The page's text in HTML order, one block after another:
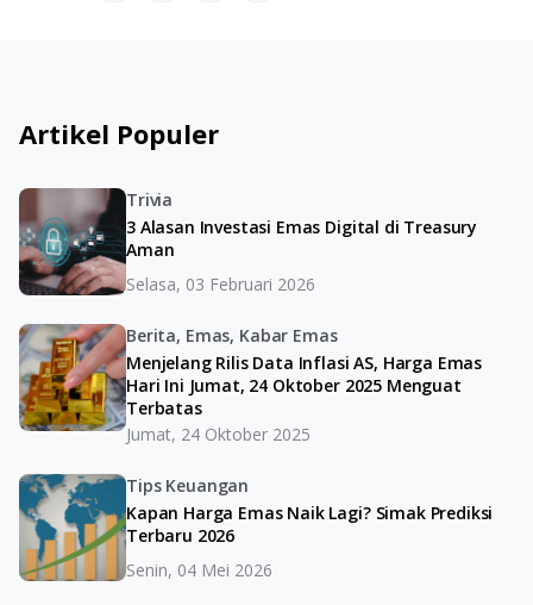
Artikel Populer
Trivia
3 Alasan Investasi Emas Digital di Treasury
Aman
Selasa, 03 Februari 2026
Berita, Emas, Kabar Emas
Menjelang Rilis Data Inflasi AS, Harga Emas
Hari Ini Jumat, 24 Oktober 2025 Menguat
Terbatas
Jumat, 24 Oktober 2025
Tips Keuangan
Kapan Harga Emas Naik Lagi? Simak Prediksi
Terbaru 2026
Senin, 04 Mei 2026